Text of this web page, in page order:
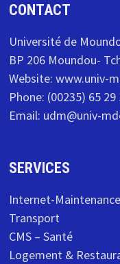
CONTACT
Université de
BP 206 Moundou-
Website: www.univ-
Phone: (00235) 65 29
Email: udm@univ-
SERVICES
Internet-
Transport
CMS – Santé
Logement &